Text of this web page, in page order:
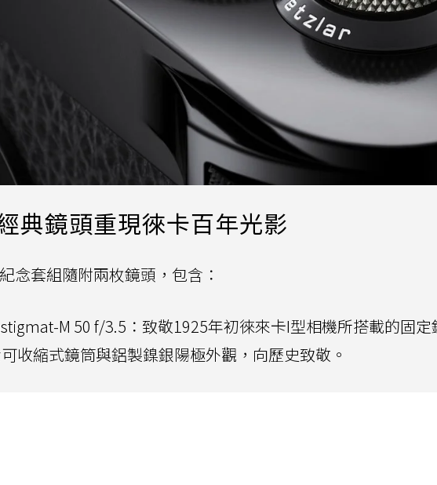
典鏡頭重現徠卡百年光影
念套組隨附兩枚鏡頭，包含：
M 50 f/3.5：致敬1925年初徠來卡I型相機所搭載的固定
收縮式鏡筒與鋁製鎳銀陽極外觀，向歷史致敬。